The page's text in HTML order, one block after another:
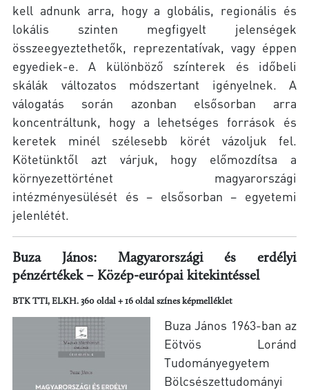
kell adnunk arra, hogy a globális, regionális és
lokális szinten megfigyelt jelenségek
összeegyeztethetők, reprezentatívak, vagy éppen
egyediek-e. A különböző színterek és időbeli
skálák változatos módszertant igényelnek. A
válogatás során azonban elsősorban arra
koncentráltunk, hogy a lehetséges források és
keretek minél szélesebb körét vázoljuk fel.
Kötetünktől azt várjuk, hogy előmozdítsa a
környezettörténet magyarországi
intézményesülését és – elsősorban – egyetemi
jelenlétét.
Buza János: Magyarországi és erdélyi
pénzértékek – Közép-európai kitekintéssel
BTK TTI, ELKH. 360 oldal + 16 oldal színes képmelléklet
Buza János 1963-ban az
Eötvös Loránd
Tudományegyetem
Bölcsészettudományi